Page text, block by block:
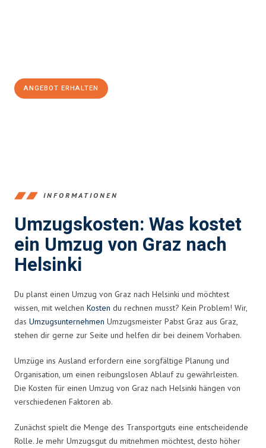
ANGEBOT ERHALTEN
INFORMATIONEN
Umzugskosten: Was kostet
ein Umzug von Graz nach
Helsinki
Du planst einen Umzug von Graz nach Helsinki und möchtest
wissen, mit welchen Kosten du rechnen musst? Kein Problem! Wir,
das Umzugsunternehmen Umzugsmeister Pabst Graz aus Graz,
stehen dir gerne zur Seite und helfen dir bei deinem Vorhaben.
Umzüge ins Ausland erfordern eine sorgfältige Planung und
Organisation, um einen reibungslosen Ablauf zu gewährleisten.
Die Kosten für einen Umzug von Graz nach Helsinki hängen von
verschiedenen Faktoren ab.
Zunächst spielt die Menge des Transportguts eine entscheidende
Rolle. Je mehr Umzugsgut du mitnehmen möchtest, desto höher